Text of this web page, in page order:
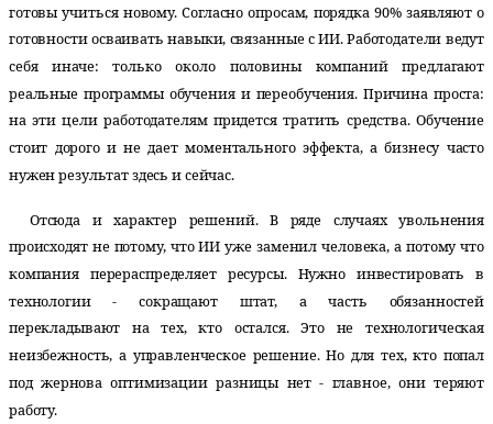
готовы учиться новому. Согласно опросам, порядка 90% заявляют о
готовности осваивать навыки, связанные с ИИ. Работодатели ведут
себя иначе: только около половины компаний предлагают
реальные программы обучения и переобучения. Причина проста:
на эти цели работодателям придется тратить средства. Обучение
стоит дорого и не дает моментального эффекта, а бизнесу часто
нужен результат здесь и сейчас.
Отсюда и характер решений. В ряде случаях увольнения
происходят не потому, что ИИ уже заменил человека, а потому что
компания перераспределяет ресурсы. Нужно инвестировать в
технологии - сокращают штат, а часть обязанностей
перекладывают на тех, кто остался. Это не технологическая
неизбежность, а управленческое решение. Но для тех, кто попал
под жернова оптимизации разницы нет - главное, они теряют
работу.